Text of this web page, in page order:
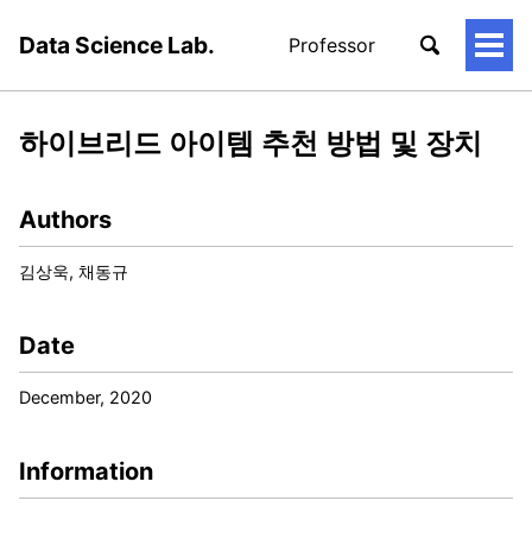
Data Science Lab. Professor
토
하이브리드 아이템 추천 방법 및 장치
Authors
김상욱, 채동규
Date
December, 2020
Information